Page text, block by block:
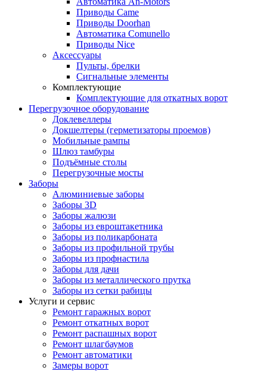
Приводы Came
Приводы Doorhan
Автоматика Comunello
Приводы Nice
Аксессуары
Пульты, брелки
Сигнальные элементы
Комплектующие
Комплектующие для откатных ворот
Перегрузочное оборудование
Доклевеллеры
Докшелтеры (герметизаторы проемов)
Мобильные рампы
Шлюз тамбуры
Подъёмные столы
Перегрузочные мосты
Заборы
Алюминиевые заборы
Заборы 3D
Заборы жалюзи
Заборы из евроштакетника
Заборы из поликарбоната
Заборы из профильной трубы
Заборы из профнастила
Заборы для дачи
Заборы из металлического прутка
Заборы из сетки рабицы
Услуги и сервис
Ремонт гаражных ворот
Ремонт откатных ворот
Ремонт распашных ворот
Ремонт шлагбаумов
Ремонт автоматики
Замеры ворот